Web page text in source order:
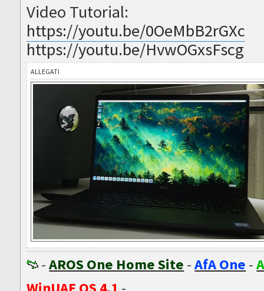
Video Tutorial:
https://youtu.be/0OeMbB2rGXc
https://youtu.be/HvwOGxsFscg
ALLEGATI
-AROS One Home Site -AfA One -